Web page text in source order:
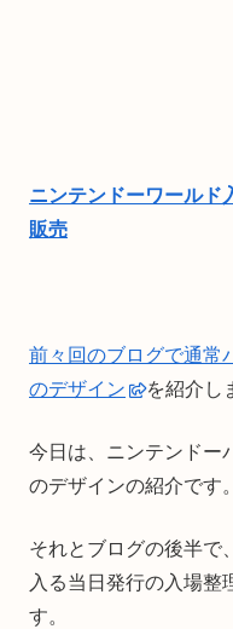
ニンテンドーワールド
販売
前々回のブログで通常
のデザイン
を紹介し
今日は、ニンテンドー
のデザインの紹介です。
それとブログの後半で
入る当日発行の入場整
す。